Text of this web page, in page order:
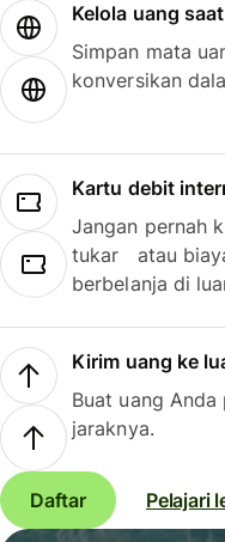
Kelola uang
Simpan mata
konversikan
Kartu debit
Jangan pernah
tukar atau
berbelanja di
Kirim uang ke
Buat uang
jaraknya.
Daftar Pelajari